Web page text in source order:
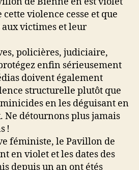
violence cesse et que
victimes et leur
policières, judiciaire,
enfin sérieusement
doivent également
structurelle plutôt que
en les déguisant en
Ne détournons plus jamais
!
féministe, le Pavillon de
en violet et les dates des
depuis un an ont étés